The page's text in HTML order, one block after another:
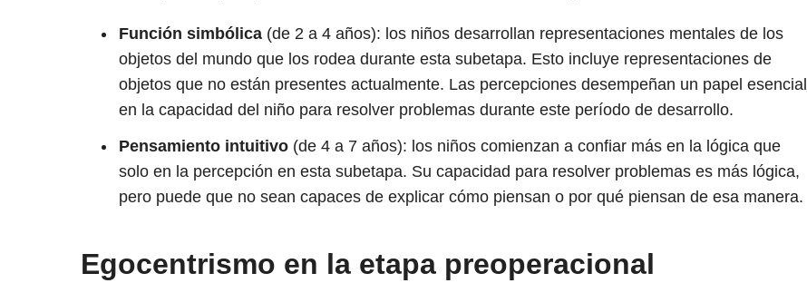
Función simbólica(de 2 a 4 años): los niños desarrollan representaciones mentales de los
objetos del mundo que los rodea durante esta subetapa. Esto incluye representaciones de
objetos que no están presentes actualmente. Las percepciones desempeñan un papel esencial
en la capacidad del niño para resolver problemas durante este período de desarrollo.
Pensamiento intuitivo(de 4 a 7 años): los niños comienzan a confiar más en la lógica que
solo en la percepción en esta subetapa. Su capacidad para resolver problemas es más lógica,
pero puede que no sean capaces de explicar cómo piensan o por qué piensan de esa manera.
Egocentrismo en la etapa preoperacional